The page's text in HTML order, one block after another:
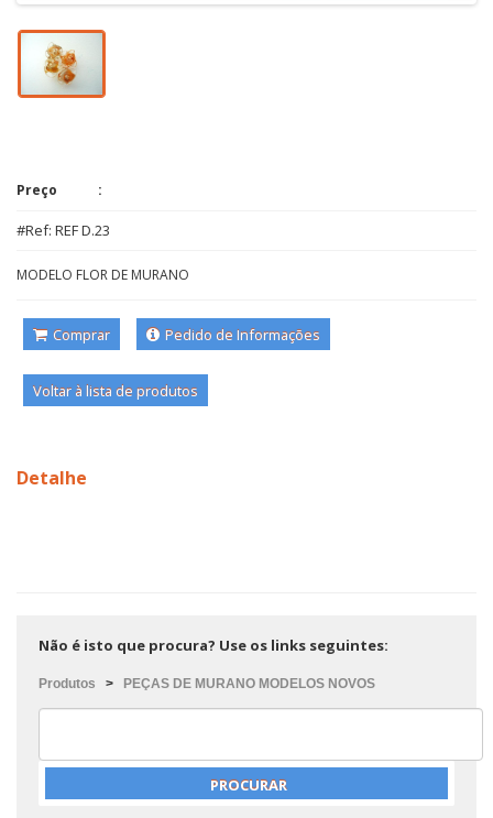
Preço
#Ref: REF D.23
MODELO FLOR DE MURANO
Comprar Pedido de Informações
Voltar à lista de produtos
Detalhe
Não é isto que procura? Use os links seguintes:
Produtos > PEÇAS DE MURANO MODELOS NOVOS